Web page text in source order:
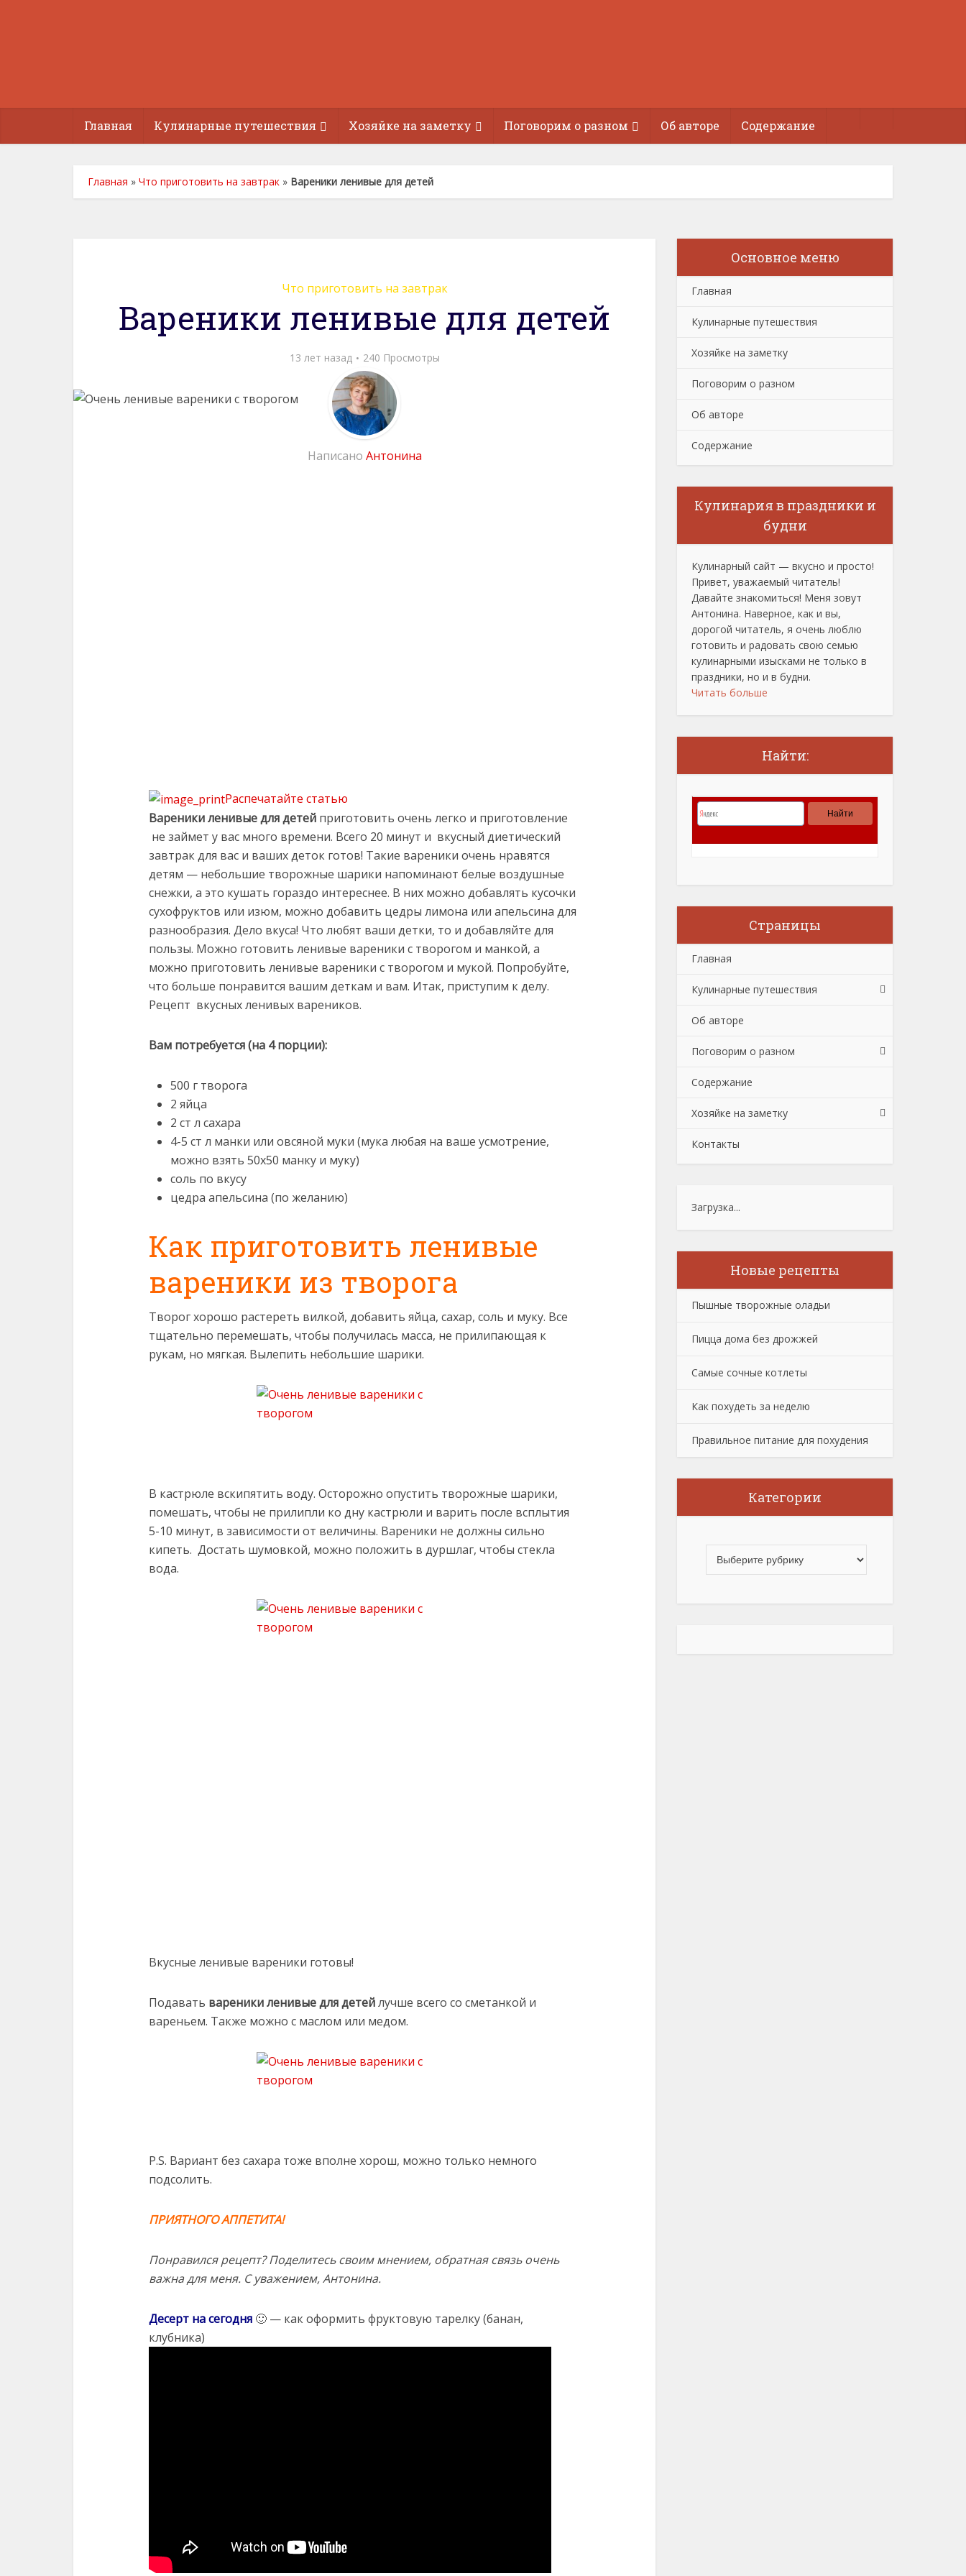
Главная Кулинарные путешествия Хозяйке на заметку Поговорим о разном Об авторе Содержание
Главная » Что приготовить на завтрак » Вареники ленивые для детей
Что приготовить на завтрак
Вареники ленивые для детей
13 лет назад 240 Просмотры
Написано Антонина
Распечатайте статью
Вареники ленивыедля детей приготовить очень легко и приготовление
не займет у вас много времени. Всего 20 минут и вкусный диетический
завтрак для вас и ваших деток готов! Такие вареники очень нравятся
детям — небольшие творожные шарики напоминают белые воздушные
снежки, а это кушать гораздо интереснее. В них можно добавлять кусочки
сухофруктов или изюм, можно добавить цедры лимона или апельсина для
разнообразия. Дело вкуса! Что любят ваши детки, то и добавляйте для
пользы. Можно готовить ленивые вареники с творогом и манкой, а
можно приготовить ленивые вареники с творогом и мукой. Попробуйте,
что больше понравится вашим деткам и вам. Итак, приступим к делу.
Рецепт вкусных ленивых вареников.
Вам потребуется (на 4 порции):
500 г творога
2 яйца
2 ст л сахара
4-5 ст л манки или овсяной муки (мука любая на ваше усмотрение,
можно взять 50х50 манку и муку)
соль по вкусу
цедра апельсина (по желанию)
Как приготовить ленивые
вареники из творога
Творог хорошо растереть вилкой, добавить яйца, сахар, соль и муку. Все
тщательно перемешать, чтобы получилась масса, не прилипающая к
рукам, но мягкая. Вылепить небольшие шарики.
В кастрюле вскипятить воду. Осторожно опустить творожные шарики,
помешать, чтобы не прилипли ко дну кастрюли и варить после всплытия
5-10 минут, в зависимости от величины. Вареники не должны сильно
кипеть. Достать шумовкой, можно положить в дуршлаг, чтобы стекла
вода.
Вкусные ленивые вареники готовы!
Подавать вареники ленивыедля детейлучше всего со сметанкой и
вареньем. Также можно с маслом или медом.
P.S. Вариант без сахара тоже вполне хорош, можно только немного
подсолить.
ПРИЯТНОГО АППЕТИТА!
Понравился рецепт? Поделитесь своим мнением, обратная связь очень
важна для меня. С уважением, Антонина.
Десерт на сегодня 🙂 — как оформить фруктовую тарелку (банан,
клубника)
Основное меню
Главная
Кулинарные путешествия
Хозяйке на заметку
Поговорим о разном
Об авторе
Содержание
Кулинария в праздники и
будни
Кулинарный сайт — вкусно и просто!
Привет, уважаемый читатель!
Давайте знакомиться! Меня зовут
Антонина. Наверное, как и вы,
дорогой читатель, я очень люблю
готовить и радовать свою семью
кулинарными изысками не только в
праздники, но и в будни.
Читать больше
Найти:
Страницы
Главная
Кулинарные путешествия
Об авторе
Поговорим о разном
Содержание
Хозяйке на заметку
Контакты
Загрузка...
Новые рецепты
Пышные творожные оладьи
Пицца дома без дрожжей
Самые сочные котлеты
Как похудеть за неделю
Правильное питание для похудения
Категории